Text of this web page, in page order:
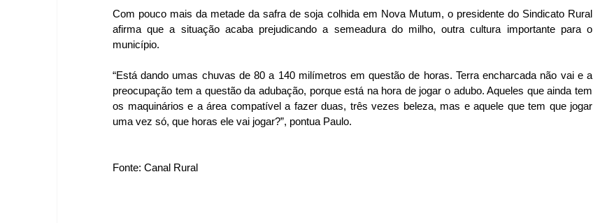
Com pouco mais da metade da safra de soja colhida em Nova Mutum, o presidente do Sindicato Rural
afirma que a situação acaba prejudicando a semeadura do milho, outra cultura importante para o
município.
“Está dando umas chuvas de 80 a 140 milímetros em questão de horas. Terra encharcada não vai e a
preocupação tem a questão da adubação, porque está na hora de jogar o adubo. Aqueles que ainda tem
os maquinários e a área compatível a fazer duas, três vezes beleza, mas e aquele que tem que jogar
uma vez só, que horas ele vai jogar?”, pontua Paulo.
Fonte: Canal Rural